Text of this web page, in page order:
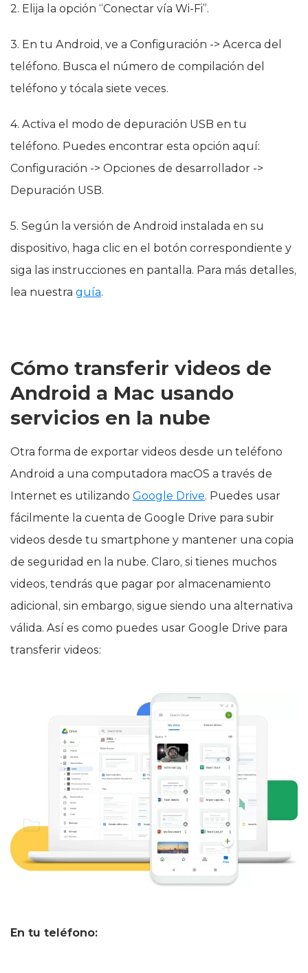
2. Elija la opción “Conectar vía Wi-Fi”.
3. En tu Android, ve a Configuración -> Acerca del
teléfono. Busca el número de compilación del
teléfono y tócala siete veces.
4. Activa el modo de depuración USB en tu
teléfono. Puedes encontrar esta opción aquí:
Configuración -> Opciones de desarrollador ->
Depuración USB.
5. Según la versión de Android instalada en su
dispositivo, haga clic en el botón correspondiente y
siga las instrucciones en pantalla. Para más detalles,
lea nuestra guía.
Cómo transferir videos de
Android a Mac usando
servicios en la nube
Otra forma de exportar videos desde un teléfono
Android a una computadora macOS a través de
Internet es utilizando Google Drive. Puedes usar
fácilmente la cuenta de Google Drive para subir
videos desde tu smartphone y mantener una copia
de seguridad en la nube. Claro, si tienes muchos
videos, tendrás que pagar por almacenamiento
adicional, sin embargo, sigue siendo una alternativa
válida. Así es como puedes usar Google Drive para
transferir videos:
En tu teléfono: